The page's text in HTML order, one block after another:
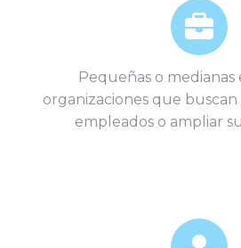
Pequeñas o medianas
organizaciones que buscan
empleados o ampliar